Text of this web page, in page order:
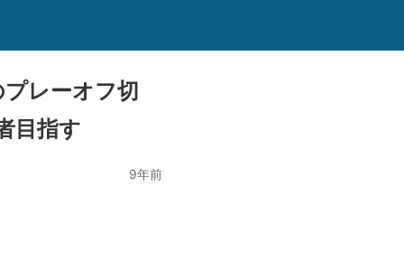
レーオフ切
目指す
9年前